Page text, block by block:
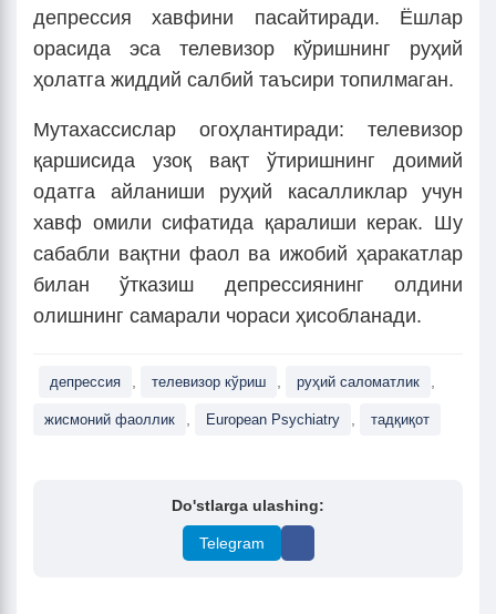
депрессия хавфини пасайтиради. Ёшлар
орасида эса телевизор кўришнинг руҳий
ҳолатга жиддий салбий таъсири топилмаган.
Мутахассислар огоҳлантиради: телевизор
қаршисида узоқ вақт ўтиришнинг доимий
одатга айланиши руҳий касалликлар учун
хавф омили сифатида қаралиши керак. Шу
сабабли вақтни фаол ва ижобий ҳаракатлар
билан ўтказиш депрессиянинг олдини
олишнинг самарали чораси ҳисобланади.
депрессия , телевизор кўриш , руҳий саломатлик ,
жисмоний фаоллик , European Psychiatry , тадқиқот
Do'stlarga ulashing:
Telegram